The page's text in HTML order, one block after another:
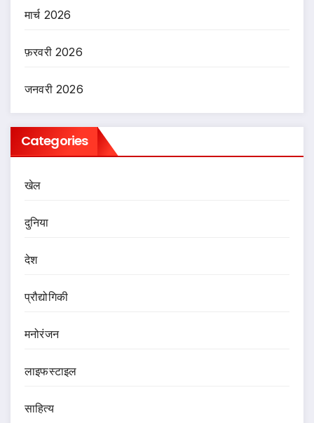
मार्च 2026
फ़रवरी 2026
जनवरी 2026
Categories
खेल
दुनिया
देश
प्रौद्योगिकी
मनोरंजन
लाइफस्टाइल
साहित्य